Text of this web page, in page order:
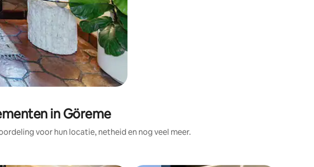
in Göreme
voor hun locatie, netheid en nog veel meer.